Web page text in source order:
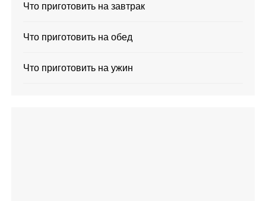
Что приготовить на завтрак
Что приготовить на обед
Что приготовить на ужин